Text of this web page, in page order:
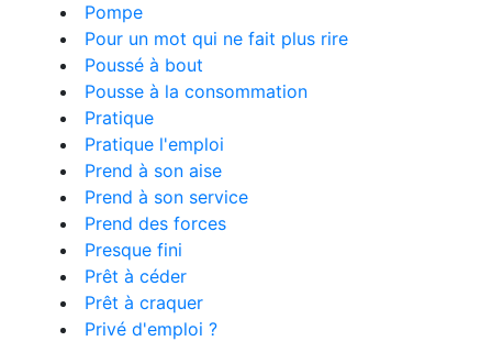
Pompe
Pour un mot qui ne fait plus rire
Poussé à bout
Pousse à la consommation
Pratique
Pratique l'emploi
Prend à son aise
Prend à son service
Prend des forces
Presque fini
Prêt à céder
Prêt à craquer
Privé d'emploi ?